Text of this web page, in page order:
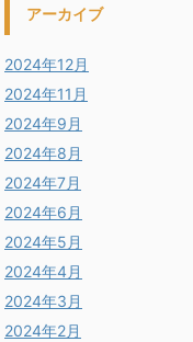
アーカイブ
2024年12月
2024年11月
2024年9月
2024年8月
2024年7月
2024年6月
2024年5月
2024年4月
2024年3月
2024年2月